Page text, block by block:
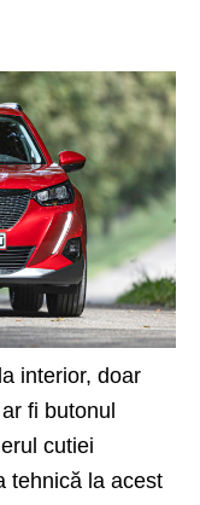
interior, doar
fi butonul
cutiei
tehnică la acest